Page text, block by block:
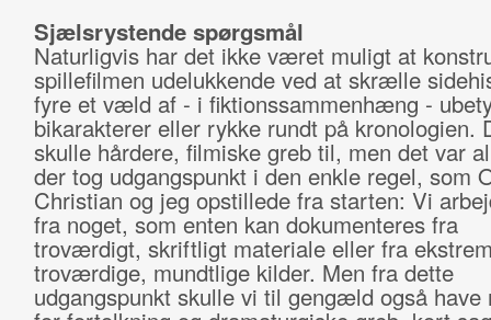
Sjælsrystende spørgsmål
Naturligvis har det ikke været muligt at
spillefilmen udelukkende ved at skrælle
fyre et væld af - i fiktionssammenhæng -
bikarakterer eller rykke rundt på kronologien.
skulle hårdere, filmiske greb til, men det var
der tog udgangspunkt i den enkle regel, som
Christian og jeg opstillede fra starten: Vi
fra noget, som enten kan dokumenteres fra
troværdigt, skriftligt materiale eller fra
troværdige, mundtlige kilder. Men fra dette
udgangspunkt skulle vi til gengæld også have